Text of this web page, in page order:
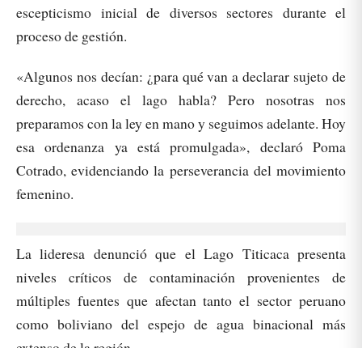
escepticismo inicial de diversos sectores durante el
proceso de gestión.
«Algunos nos decían: ¿para qué van a declarar sujeto de
derecho, acaso el lago habla? Pero nosotras nos
preparamos con la ley en mano y seguimos adelante. Hoy
esa ordenanza ya está promulgada», declaró Poma
Cotrado, evidenciando la perseverancia del movimiento
femenino.
La lideresa denunció que el Lago Titicaca presenta
niveles críticos de contaminación provenientes de
múltiples fuentes que afectan tanto el sector peruano
como boliviano del espejo de agua binacional más